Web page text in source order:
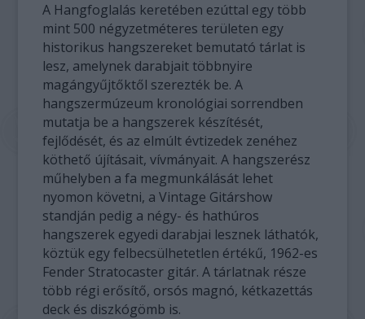
A Hangfoglalás keretében ezúttal egy több
mint 500 négyzetméteres területen egy
historikus hangszereket bemutató tárlat is
lesz, amelynek darabjait többnyire
magángyűjtőktől szerezték be. A
hangszermúzeum kronológiai sorrendben
mutatja be a hangszerek készítését,
fejlődését, és az elmúlt évtizedek zenéhez
köthető újításait, vívmányait. A hangszerész
műhelyben a fa megmunkálását lehet
nyomon követni, a Vintage Gitárshow
standján pedig a négy- és hathúros
hangszerek egyedi darabjai lesznek láthatók,
köztük egy felbecsülhetetlen értékű, 1962-es
Fender Stratocaster gitár. A tárlatnak része
több régi erősítő, orsós magnó, kétkazettás
deck és diszkógömb is.